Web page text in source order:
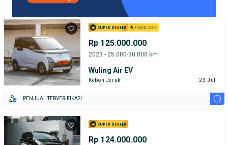
Rp 125.000.000
2023 - 25.000-30.000 km
Wuling Air EV
Kebon Jeruk 23 Jul
PENJUAL TERVERIFIKASI i
Rp 124.000.000